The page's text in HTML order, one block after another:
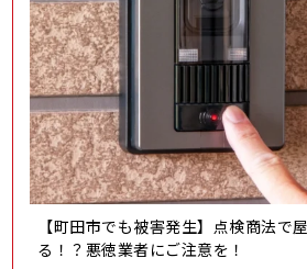
【町田市でも被害発生】点検商法で
る！？悪徳業者にご注意を！